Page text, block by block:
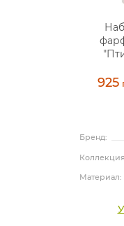
925
Бренд:
Материал: